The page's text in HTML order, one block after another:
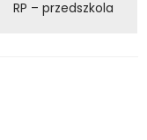
RP – przedszkola